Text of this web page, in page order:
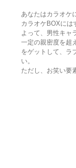
あなたはカラオケ
カラオケBOXには
よって、男性キャ
一定の親密度を超
をゲットして、ラ
い。
ただし、お笑い要